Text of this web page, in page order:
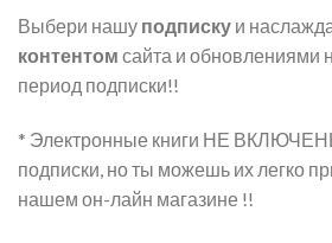
Выбери нашу подписку и
контентом сайта и обновлениями
период подписки!!
* Электронные книги НЕ
подписки, но ты можешь их легко
нашем он-лайн магазине !!